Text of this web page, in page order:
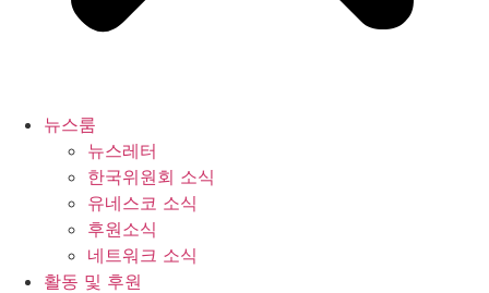
뉴스룸
뉴스레터
한국위원회 소식
유네스코 소식
후원소식
네트워크 소식
활동 및 후원